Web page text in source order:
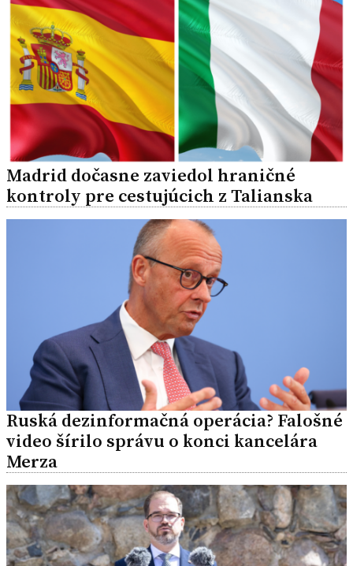
Madrid dočasne zaviedol hraničné
kontroly pre cestujúcich z Talianska
Ruská dezinformačná operácia? Falošné
video šírilo správu o konci kancelára
Merza